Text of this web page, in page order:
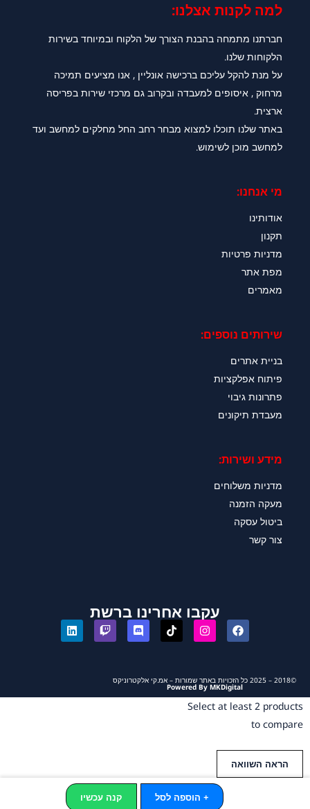
+ הוספה לסל קנה עכשיו
למה לקנות אצלנו:​
חברתנו מתמחה בהבנת הצורך של הלקוח ובמיוחד בשירות
הלקוחות שלנו.
על מנת להקל עליכם ברכישה אונליין , אנו מציעים תמיכה
מרחוק , איסופים למעבדה ובקרוב גם מרכזי שירות בפריסה
ארצית.
באתר שלנו תוכלו למצוא מבחר רחב החל מחלקים למחשב ועד
למחשב מוכן לשימוש.
מי אנחנו:
אודותינו
תקנון
מדניות פרטיות
מפת אתר
מאמרים
שירותים נוספים:
בניית אתרים
פיתוח אפלקציות
פתרונות גיבוי
מעבדת תיקונים
מידע ושירות:
מדניות משלוחים
מעקה הזמנה
ביטול עסקה
צור קשר
עקבו אחרינו ברשת
©2018 – 2025 כל הזכויות באתר שמורות – אמ.קי אלקטרוניקס
Powered By MKDigital
Select at least 2 products
to compare
הראה השוואה